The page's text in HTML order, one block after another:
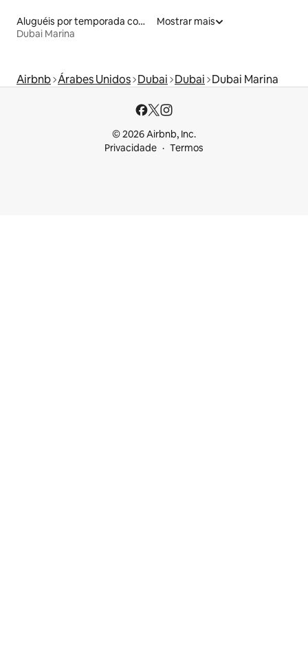
Aluguéis por temporada com sauna
Dubai Marina
Mostrar mais
Airbnb Árabes Unidos Dubai Dubai Dubai Marina
© 2026 Airbnb, Inc.
Privacidade
Termos